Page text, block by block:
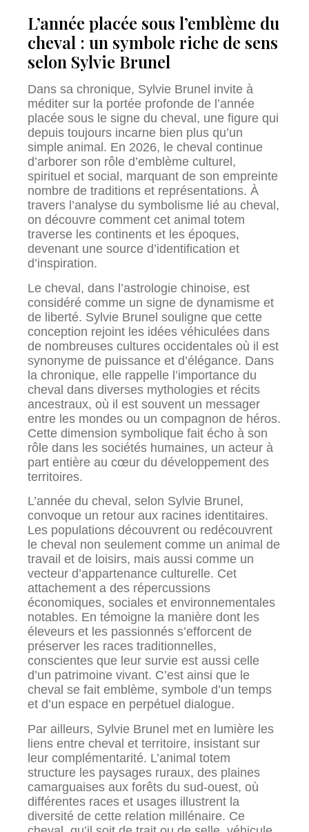
L’année placée sous l’emblème du
cheval : un symbole riche de sens
selon Sylvie Brunel
Dans sa chronique, Sylvie Brunel invite à
méditer sur la portée profonde de l’année
placée sous le signe du cheval, une figure qui
depuis toujours incarne bien plus qu’un
simple animal. En 2026, le cheval continue
d’arborer son rôle d’emblème culturel,
spirituel et social, marquant de son empreinte
nombre de traditions et représentations. À
travers l’analyse du symbolisme lié au cheval,
on découvre comment cet animal totem
traverse les continents et les époques,
devenant une source d’identification et
d’inspiration.
Le cheval, dans l’astrologie chinoise, est
considéré comme un signe de dynamisme et
de liberté. Sylvie Brunel souligne que cette
conception rejoint les idées véhiculées dans
de nombreuses cultures occidentales où il est
synonyme de puissance et d’élégance. Dans
la chronique, elle rappelle l’importance du
cheval dans diverses mythologies et récits
ancestraux, où il est souvent un messager
entre les mondes ou un compagnon de héros.
Cette dimension symbolique fait écho à son
rôle dans les sociétés humaines, un acteur à
part entière au cœur du développement des
territoires.
L’année du cheval, selon Sylvie Brunel,
convoque un retour aux racines identitaires.
Les populations découvrent ou redécouvrent
le cheval non seulement comme un animal de
travail et de loisirs, mais aussi comme un
vecteur d’appartenance culturelle. Cet
attachement a des répercussions
économiques, sociales et environnementales
notables. En témoigne la manière dont les
éleveurs et les passionnés s’efforcent de
préserver les races traditionnelles,
conscientes que leur survie est aussi celle
d’un patrimoine vivant. C’est ainsi que le
cheval se fait emblème, symbole d’un temps
et d’un espace en perpétuel dialogue.
Par ailleurs, Sylvie Brunel met en lumière les
liens entre cheval et territoire, insistant sur
leur complémentarité. L’animal totem
structure les paysages ruraux, des plaines
camarguaises aux forêts du sud-ouest, où
différentes races et usages illustrent la
diversité de cette relation millénaire. Ce